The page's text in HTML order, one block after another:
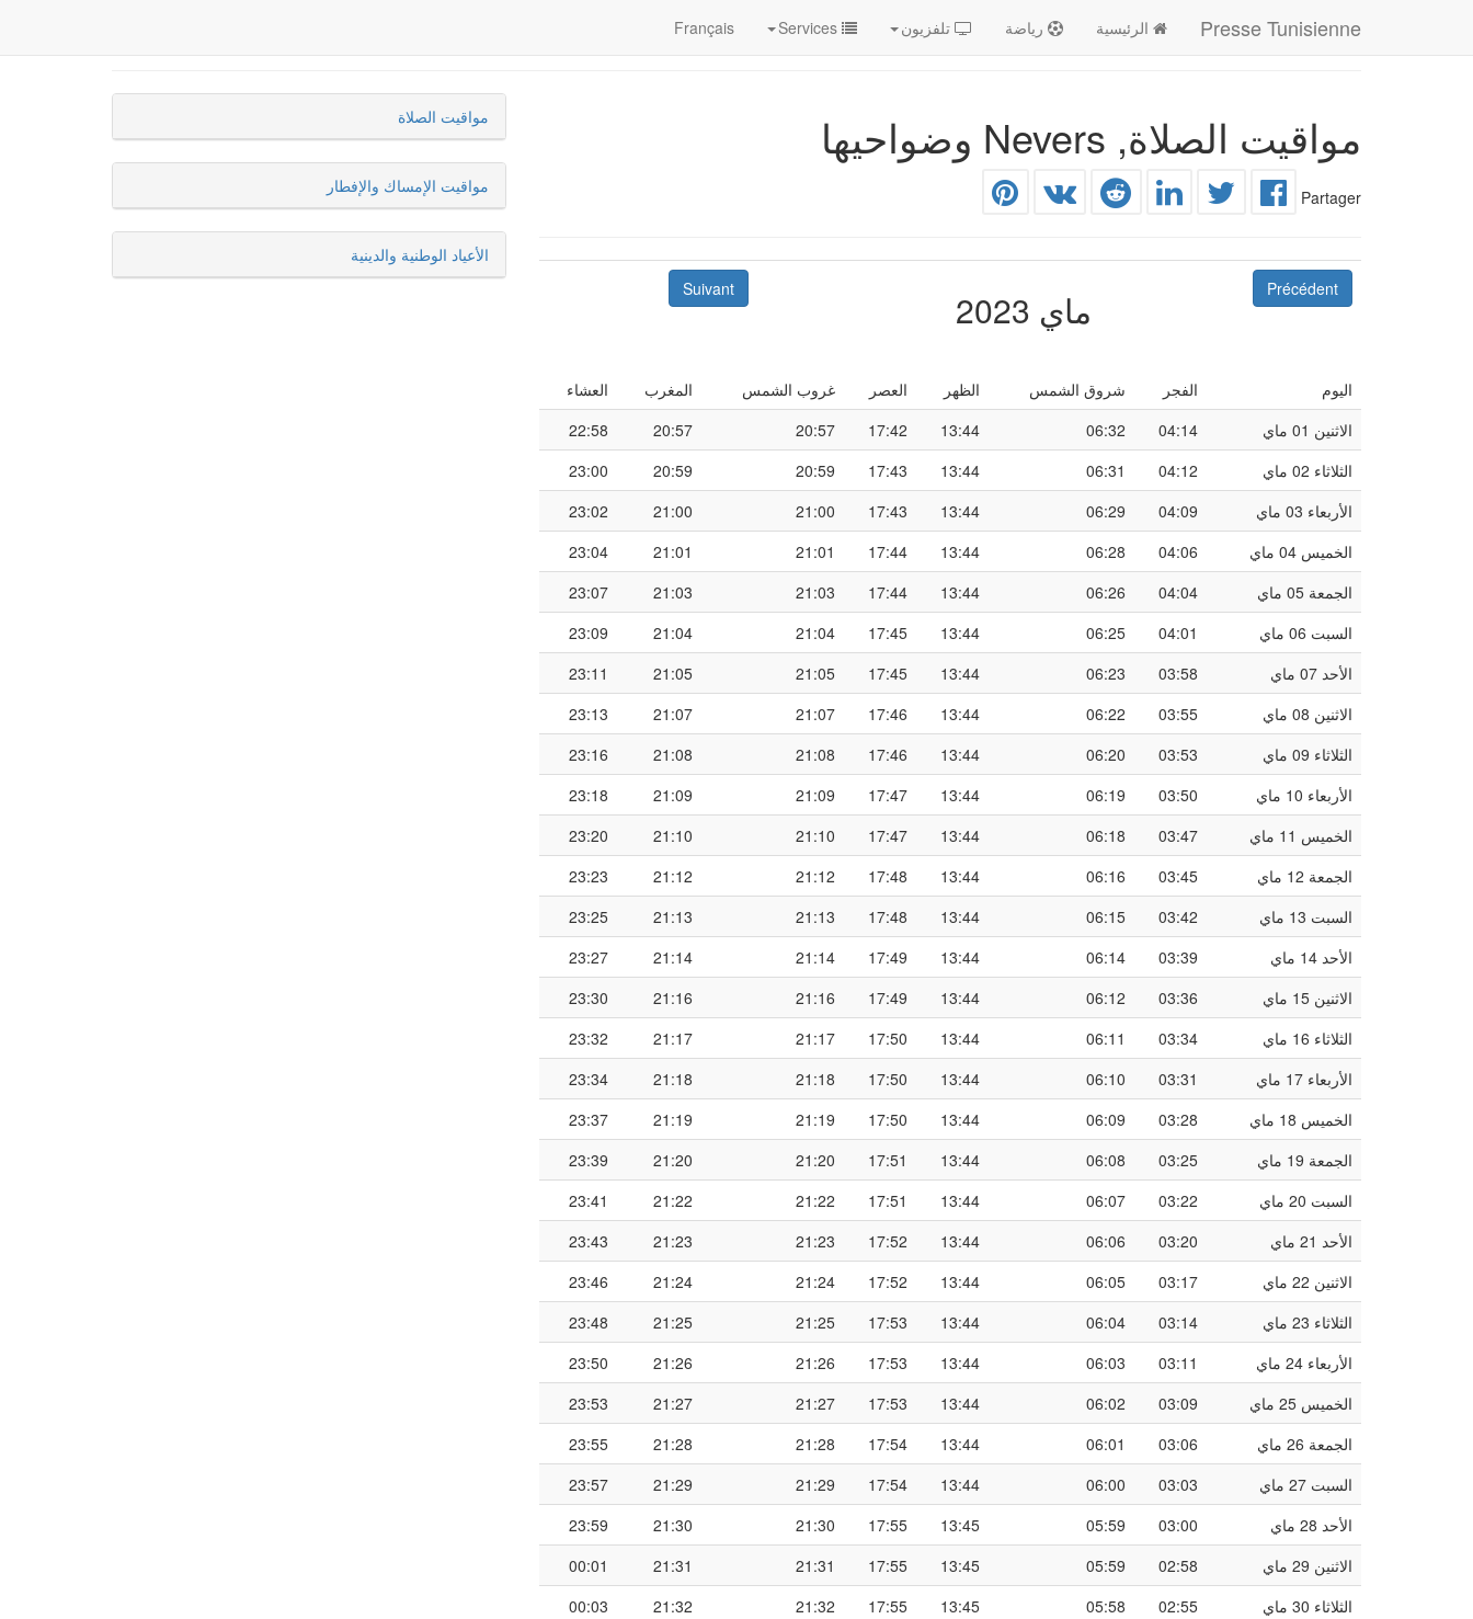
Presse Tunisienne الرئيسية رياضة تلفزيون Français
مواقيت الصلاة, Nevers وضواحيها
Partager
Précédent ماي 2023 Suivant
اليوم الفجر شروق الشمس الظهر العصر غروب الشمس المغرب
العشاء
الاثنين 01 ماي
04:14
06:32
13:44
17:42
20:57
20:57
22:58
الثلاثاء 02 ماي
04:12
06:31
13:44
17:43
20:59
20:59
23:00
الأربعاء 03 ماي
04:09
06:29
13:44
17:43
21:00
21:00
23:02
الخميس 04 ماي
04:06
06:28
13:44
17:44
21:01
21:01
23:04
الجمعة 05 ماي
04:04
06:26
13:44
17:44
21:03
21:03
23:07
السبت 06 ماي
04:01
06:25
13:44
17:45
21:04
21:04
23:09
الأحد 07 ماي
03:58
06:23
13:44
17:45
21:05
21:05
23:11
الاثنين 08 ماي
03:55
06:22
13:44
17:46
21:07
21:07
23:13
الثلاثاء 09 ماي
03:53
06:20
13:44
17:46
21:08
21:08
23:16
الأربعاء 10 ماي
03:50
06:19
13:44
17:47
21:09
21:09
23:18
الخميس 11 ماي
03:47
06:18
13:44
17:47
21:10
21:10
23:20
الجمعة 12 ماي
03:45
06:16
13:44
17:48
21:12
21:12
23:23
السبت 13 ماي
03:42
06:15
13:44
17:48
21:13
21:13
23:25
الأحد 14 ماي
03:39
06:14
13:44
17:49
21:14
21:14
23:27
الاثنين 15 ماي
03:36
06:12
13:44
17:49
21:16
21:16
23:30
الثلاثاء 16 ماي
03:34
06:11
13:44
17:50
21:17
21:17
23:32
الأربعاء 17 ماي
03:31
06:10
13:44
17:50
21:18
21:18
23:34
الخميس 18 ماي
03:28
06:09
13:44
17:50
21:19
21:19
23:37
الجمعة 19 ماي
03:25
06:08
13:44
17:51
21:20
21:20
23:39
السبت 20 ماي
03:22
06:07
13:44
17:51
21:22
21:22
23:41
الأحد 21 ماي
03:20
06:06
13:44
17:52
21:23
21:23
23:43
الاثنين 22 ماي
03:17
06:05
13:44
17:52
21:24
21:24
23:46
الثلاثاء 23 ماي
03:14
06:04
13:44
17:53
21:25
21:25
23:48
الأربعاء 24 ماي
03:11
06:03
13:44
17:53
21:26
21:26
23:50
الخميس 25 ماي
03:09
06:02
13:44
17:53
21:27
21:27
23:53
الجمعة 26 ماي
03:06
06:01
13:44
17:54
21:28
21:28
23:55
السبت 27 ماي
03:03
06:00
13:44
17:54
21:29
21:29
23:57
الأحد 28 ماي
03:00
05:59
13:45
17:55
21:30
21:30
23:59
الاثنين 29 ماي
02:58
05:59
13:45
17:55
21:31
21:31
00:01
الثلاثاء 30 ماي
02:55
05:58
13:45
17:55
21:32
21:32
00:03
مواقيت الصلاة
مواقيت الإمساك والإفطار
الأعياد الوطنية والدينية